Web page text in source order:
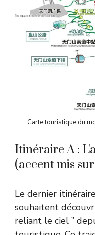
Carte touristique du
Itinéraire A :
(accent mis
Le dernier
souhaitent
reliant le ciel ”